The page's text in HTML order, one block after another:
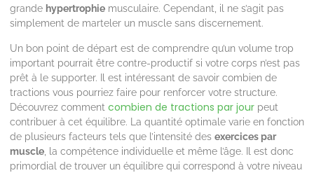
grande hypertrophie musculaire. Cependant, il ne s’agit pas
simplement de marteler un muscle sans discernement.
Un bon point de départ est de comprendre qu’un volume trop
important pourrait être contre-productif si votre corps n’est pas
prêt à le supporter. Il est intéressant de savoir combien de
tractions vous pourriez faire pour renforcer votre structure.
Découvrez comment combien de tractions par jour peut
contribuer à cet équilibre. La quantité optimale varie en fonction
de plusieurs facteurs tels que l’intensité des exercices par
muscle , la compétence individuelle et même l’âge. Il est donc
primordial de trouver un équilibre qui correspond à votre niveau